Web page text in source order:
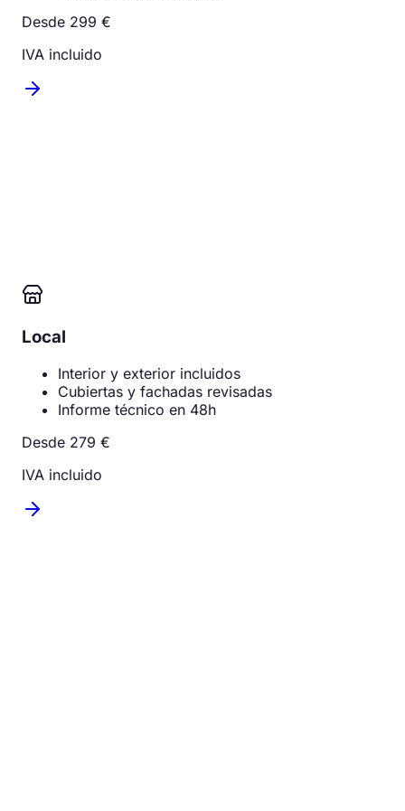
Desde 299 €
IVA incluido
Local
Interior y exterior incluidos
Cubiertas y fachadas revisadas
Informe técnico en 48h
Desde 279 €
IVA incluido